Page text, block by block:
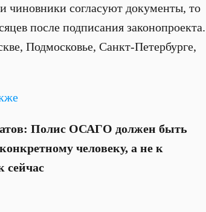
согласуют документы, то
после подписания законопроекта.
Подмосковье, Санкт-Петербурге,
Полис ОСАГО должен быть
человеку, а не к
сейчас